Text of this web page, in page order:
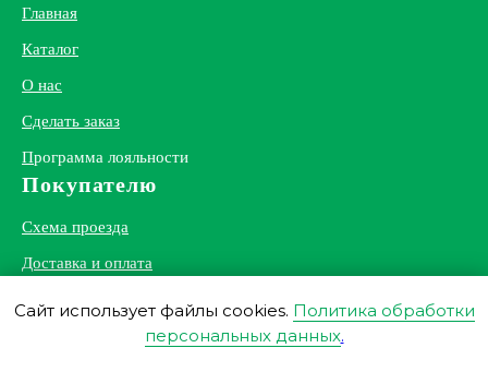
Главная
Каталог
О нас
Сделать заказ
Программа лояльности
Покупателю
Схема проезда
Доставка и оплата
Сайт использует файлы cookies. Политика обработки
персональных данных.